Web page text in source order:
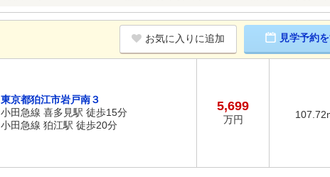
お気に入りに追加 見学予約
東京都狛江市岩戸南３
小田急線 喜多見駅 徒歩15分
小田急線 狛江駅 徒歩20分
5,699
万円